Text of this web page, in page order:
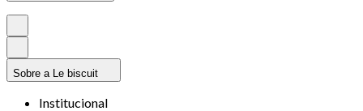
Sobre a Le biscuit
Institucional